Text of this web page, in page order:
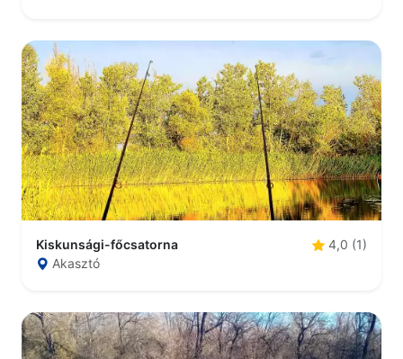
Kiskunsági-főcsatorna
4,0 (1)
Akasztó